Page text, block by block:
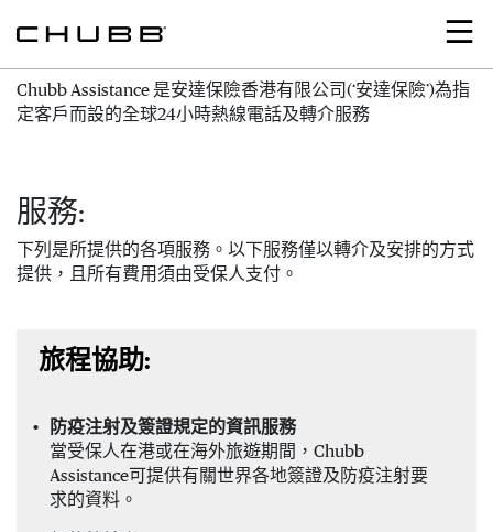
Search
Chubb Assistance 是安達保險香港有限公司(‘安達保險’)為指
定客戶而設的全球24小時熱線電話及轉介服務
服務:
下列是所提供的各項服務。以下服務僅以轉介及安排的方式
提供，且所有費用須由受保人支付。
旅程協助:
防疫注射及簽證規定的資訊服務
當受保人在港或在海外旅遊期間，Chubb
Assistance可提供有關世界各地簽證及防疫注射要
求的資料。